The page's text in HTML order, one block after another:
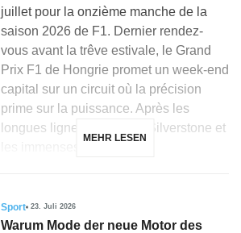
juillet pour la onzième manche de la
saison 2026 de F1. Dernier rendez-
vous avant la trêve estivale, le Grand
Prix F1 de Hongrie promet un week-end
capital sur un circuit où la précision
prime sur la puissance. Après les
longues lignes droites de Silverstone et
MEHR LESEN
Sport 23. Juli 2026
Warum Mode der neue Motor des